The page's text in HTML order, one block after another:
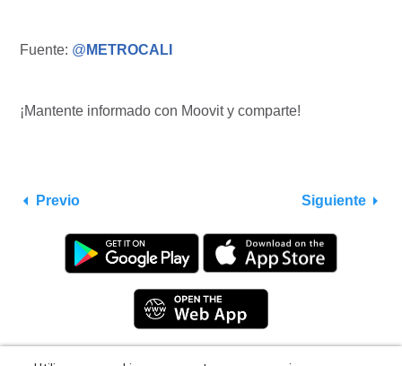
Fuente: @ METROCALI
¡Mantente informado con Moovit y comparte!
Previo Siguiente
Privacy Policy Terms
Utilizamos cookies para que tengas una mejor
experiencia de navegación. Consulta
política de